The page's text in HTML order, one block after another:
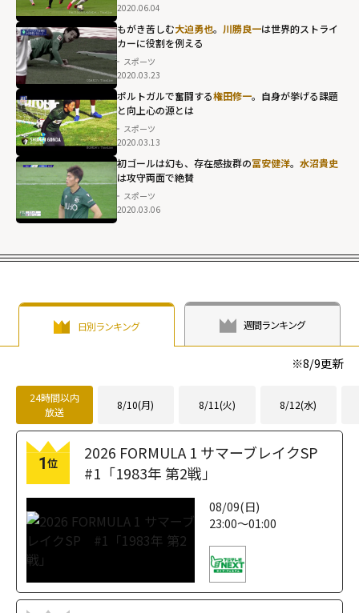
鎌田が信頼され
る理由""
width="304"
height="203"
loading="lazy"
fetchpriority="h
igh">
2020.06.04
もがき苦しむ大迫勇也。 川勝良一は世界的ストライ
カーに役割を例える
スポーツ
2020.03.23
ポルトガルで奮闘する権田修一。自身が挙げる課題
と向上心の源とは
スポーツ
2020.03.13
初ゴールは幻も、存在感抜群の冨安健洋。 水沼貴史
は攻守両面で絶賛
スポーツ
2020.03.06
日別ランキング 週間ランキング
※8/9更新
24時間以内
放送
8/10(月) 8/11(火) 8/12(水)
1位
2026 FORMULA 1 サマーブレイクSP
#1「1983年 第2戦」
08/09(日)
23:00～01:00